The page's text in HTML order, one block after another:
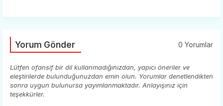
Yorum Gönder 0 Yorumlar
Lütfen ofansif bir dil kullanmadığınızdan, yapıcı öneriler ve
eleştirilerde bulunduğunuzdan emin olun. Yorumlar denetlendikten
sonra uygun bulunursa yayımlanmaktadır. Anlayışınız için
teşekkürler.